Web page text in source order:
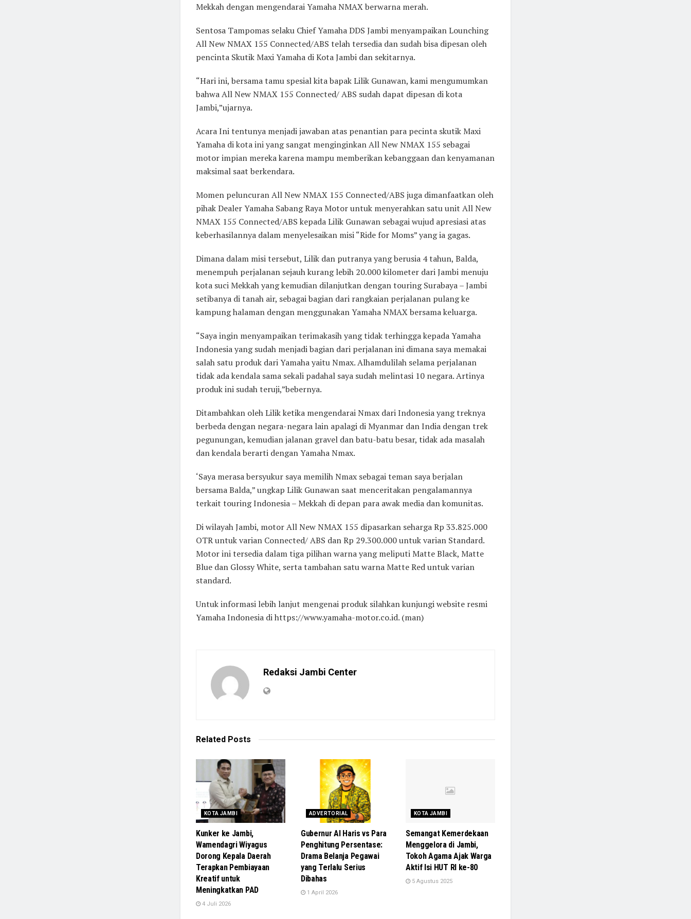
Mekkah dengan mengendarai Yamaha NMAX berwarna merah.
Sentosa Tampomas selaku Chief Yamaha DDS Jambi menyampaikan Lounching
All New NMAX 155 Connected/ABS telah tersedia dan sudah bisa dipesan oleh
pencinta Skutik Maxi Yamaha di Kota Jambi dan sekitarnya.
“Hari ini, bersama tamu spesial kita bapak Lilik Gunawan, kami mengumumkan
bahwa All New NMAX 155 Connected/ ABS sudah dapat dipesan di kota
Jambi,”ujarnya.
Acara Ini tentunya menjadi jawaban atas penantian para pecinta skutik Maxi
Yamaha di kota ini yang sangat menginginkan All New NMAX 155 sebagai
motor impian mereka karena mampu memberikan kebanggaan dan kenyamanan
maksimal saat berkendara.
Momen peluncuran All New NMAX 155 Connected/ABS juga dimanfaatkan oleh
pihak Dealer Yamaha Sabang Raya Motor untuk menyerahkan satu unit All New
NMAX 155 Connected/ABS kepada Lilik Gunawan sebagai wujud apresiasi atas
keberhasilannya dalam menyelesaikan misi “Ride for Moms” yang ia gagas.
Dimana dalam misi tersebut, Lilik dan putranya yang berusia 4 tahun, Balda,
menempuh perjalanan sejauh kurang lebih 20.000 kilometer dari Jambi menuju
kota suci Mekkah yang kemudian dilanjutkan dengan touring Surabaya – Jambi
setibanya di tanah air, sebagai bagian dari rangkaian perjalanan pulang ke
kampung halaman dengan menggunakan Yamaha NMAX bersama keluarga.
“Saya ingin menyampaikan terimakasih yang tidak terhingga kepada Yamaha
Indonesia yang sudah menjadi bagian dari perjalanan ini dimana saya memakai
salah satu produk dari Yamaha yaitu Nmax. Alhamdulilah selama perjalanan
tidak ada kendala sama sekali padahal saya sudah melintasi 10 negara. Artinya
produk ini sudah teruji,”bebernya.
Ditambahkan oleh Lilik ketika mengendarai Nmax dari Indonesia yang treknya
berbeda dengan negara-negara lain apalagi di Myanmar dan India dengan trek
pegunungan, kemudian jalanan gravel dan batu-batu besar, tidak ada masalah
dan kendala berarti dengan Yamaha Nmax.
‘Saya merasa bersyukur saya memilih Nmax sebagai teman saya berjalan
bersama Balda,” ungkap Lilik Gunawan saat menceritakan pengalamannya
terkait touring Indonesia – Mekkah di depan para awak media dan komunitas.
Di wilayah Jambi, motor All New NMAX 155 dipasarkan seharga Rp 33.825.000
OTR untuk varian Connected/ ABS dan Rp 29.300.000 untuk varian Standard.
Motor ini tersedia dalam tiga pilihan warna yang meliputi Matte Black, Matte
Blue dan Glossy White, serta tambahan satu warna Matte Red untuk varian
standard.
Untuk informasi lebih lanjut mengenai produk silahkan kunjungi website resmi
Yamaha Indonesia di https://www.yamaha-motor.co.id. (man)
Redaksi Jambi Center
Related Posts
KOTA JAMBI
Kunker ke Jambi,
Wamendagri Wiyagus
Dorong Kepala Daerah
Terapkan Pembiayaan
Kreatif untuk
Meningkatkan PAD
4 Juli 2026
ADVERTORIAL
Gubernur Al Haris vs Para
Penghitung Persentase:
Drama Belanja Pegawai
yang Terlalu Serius
Dibahas
1 April 2026
KOTA JAMBI
Semangat Kemerdekaan
Menggelora di Jambi,
Tokoh Agama Ajak Warga
Aktif Isi HUT RI ke-80
5 Agustus 2025